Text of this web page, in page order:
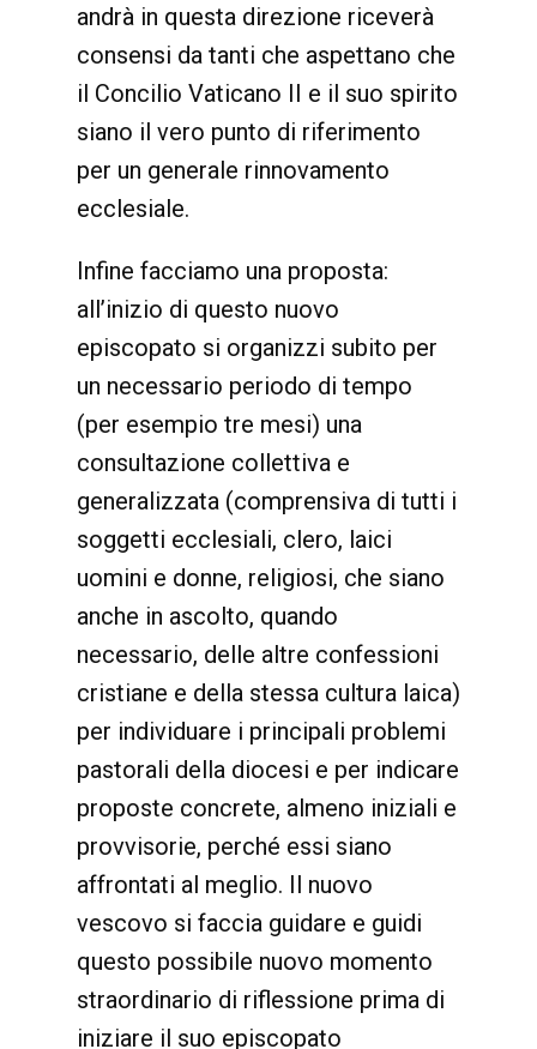
andrà in questa direzione riceverà
consensi da tanti che aspettano che
il Concilio Vaticano II e il suo spirito
siano il vero punto di riferimento
per un generale rinnovamento
ecclesiale.
Infine facciamo una proposta:
all’inizio di questo nuovo
episcopato si organizzi subito per
un necessario periodo di tempo
(per esempio tre mesi) una
consultazione collettiva e
generalizzata (comprensiva di tutti i
soggetti ecclesiali, clero, laici
uomini e donne, religiosi, che siano
anche in ascolto, quando
necessario, delle altre confessioni
cristiane e della stessa cultura laica)
per individuare i principali problemi
pastorali della diocesi e per indicare
proposte concrete, almeno iniziali e
provvisorie, perché essi siano
affrontati al meglio. Il nuovo
vescovo si faccia guidare e guidi
questo possibile nuovo momento
straordinario di riflessione prima di
iniziare il suo episcopato